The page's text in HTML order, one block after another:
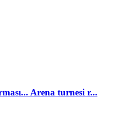
Arena turnesi r...